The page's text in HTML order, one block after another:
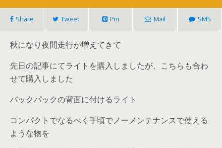
Share Tweet Pin Mail SMS
秋になり夜間走行が増えてきて
先日の記事にてライトを購入しましたが、こちらも合わ
せて購入しました
バックパックの背面に付けるライト
コンパクトでなるべく手頃でノーメンテナンスで使える
ような物を